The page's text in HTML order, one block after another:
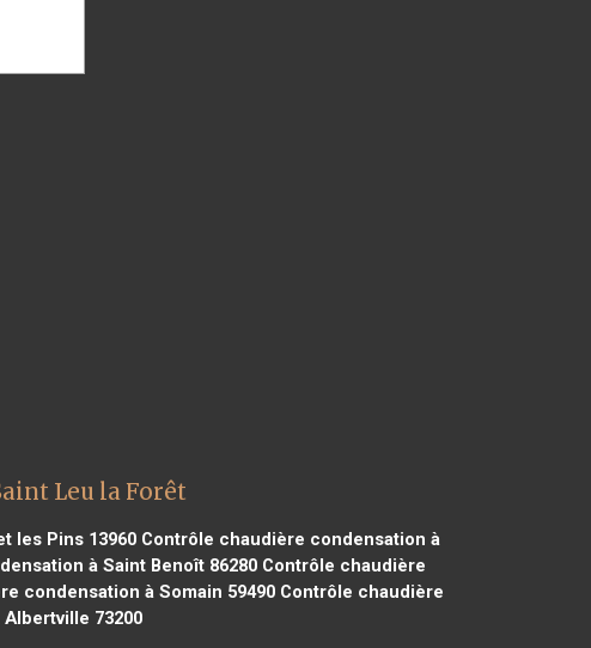
Leu la Forêt
les Pins 13960Contrôle chaudière condensation à
à Saint Benoît 86280 Contrôle chaudière
condensation à Somain 59490Contrôle chaudière
73200